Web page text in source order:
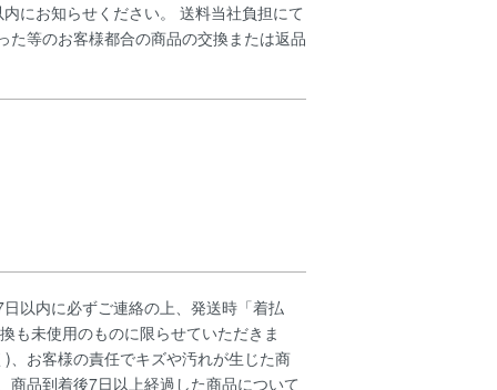
にお知らせください。 送料当社負担にて
た等のお客様都合の商品の交換または返品
以内に必ずご連絡の上、発送時「着払
も未使用のものに限らせていただきま
、お客様の責任でキズや汚れが生じた商
品到着後7日以上経過した商品について